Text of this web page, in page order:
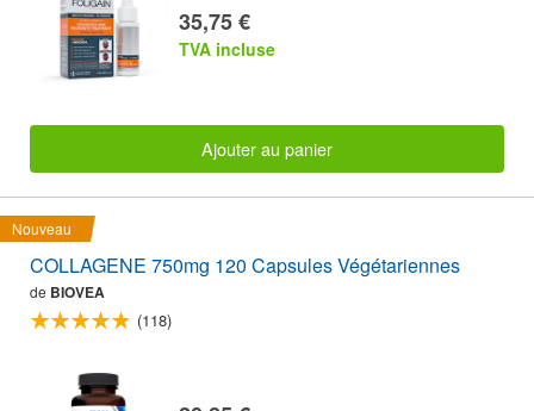
35,75 €
TVA incluse
Ajouter au panier
Nouveau
COLLAGENE 750mg 120 Capsules Végétariennes
de BIOVEA
(118)